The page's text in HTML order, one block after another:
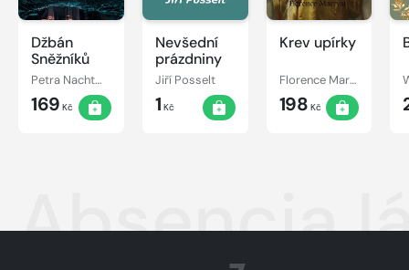
Džbán
Sněžníků
Petra Nachtmanová
169 Kč
Nevšední
prázdniny
Jiří Posselt
1 Kč
Krev upírky
Florence Marryat
198 Kč
Absencia